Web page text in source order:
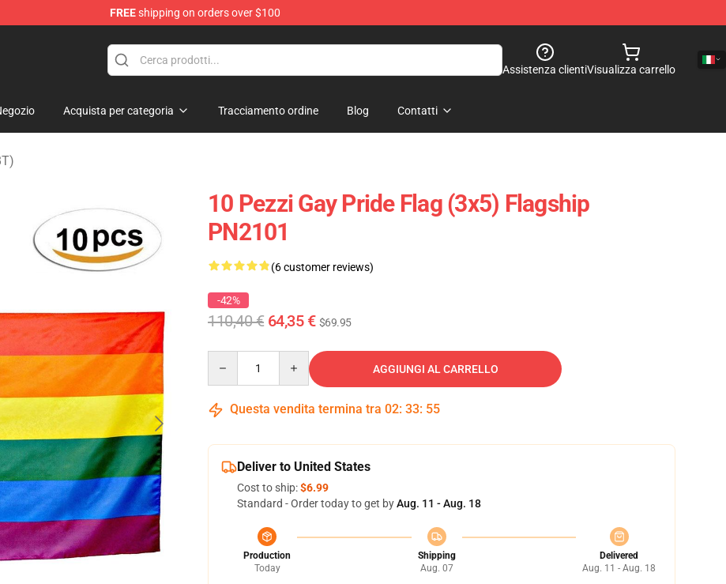
FREEshipping on orders over $100
Flag
Assistenza clientiVisualizza carrello
Acquista per categoria Tracciamento ordine Blog Contatti
10 Pezzi Gay Pride Flag (3x5) Flagship
PN2101
(6 customer reviews)
-42%
110,40 € 64,35 € $69.95
AGGIUNGI AL CARRELLO
Questa vendita termina tra 02: 33: 54
Deliver to United States
Cost to ship:$6.99
Standard - Order today to get byAug. 11 - Aug. 18
Production
Today
Shipping
Aug. 07
Delivered
Aug. 11 - Aug. 18